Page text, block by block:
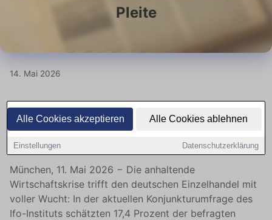
Alle Cookies akzeptieren Alle Cookies ablehnen
Einstellungen Datenschutzerklärung
Pleite
14. Mai 2026
Jeder sechste Händler sieht seine
Existenz bedroht
München, 11. Mai 2026 − Die anhaltende
Wirtschaftskrise trifft den deutschen Einzelhandel mit
voller Wucht: In der aktuellen Konjunkturumfrage des
Ifo-Instituts schätzten 17,4 Prozent der befragten